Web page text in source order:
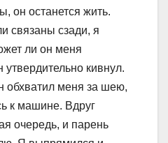
он останется жить.
связаны сзади, я
ли он меня
кивнул.
обхватил меня за шею,
к машине. Вдруг
очередь, и парень